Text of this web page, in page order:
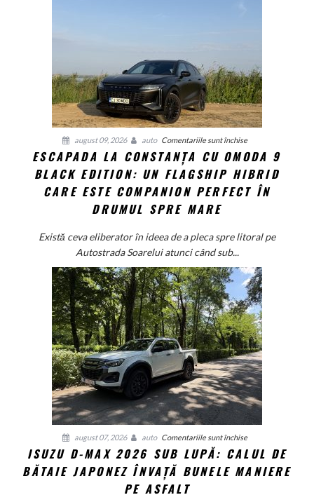
august 09, 2026 auto Comentariile sunt închisepentru
Escapada
la
Constanța
Un
flagship
hibrid
care
este
companion
perfect
în
drumul
ESCAPADA LA CONSTANȚA CU OMODA 9
BLACK EDITION: UN FLAGSHIP HIBRID
CARE ESTE COMPANION PERFECT ÎN
DRUMUL SPRE MARE
Există ceva eliberator în ideea de a pleca spre litoral pe
Autostrada Soarelui atunci când sub...
august 07, 2026 auto Comentariile sunt închisepentru
Isuzu
D-
ISUZU D-MAX 2026 SUB LUPĂ: CALUL DE
BĂTAIE JAPONEZ ÎNVAȚĂ BUNELE MANIERE
PE ASFALT